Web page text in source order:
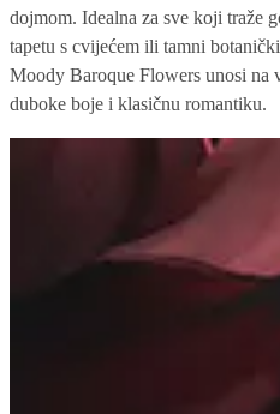
dojmom. Idealna za sve koji traže
tapetu s cvijećem ili tamni
Moody Baroque Flowers unosi na
duboke boje i klasičnu romantiku.